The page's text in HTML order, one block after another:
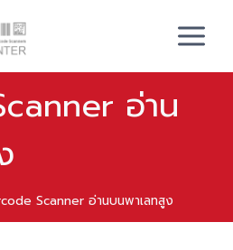
อ่าน
Scanner อ่านบนพาเลทสูง